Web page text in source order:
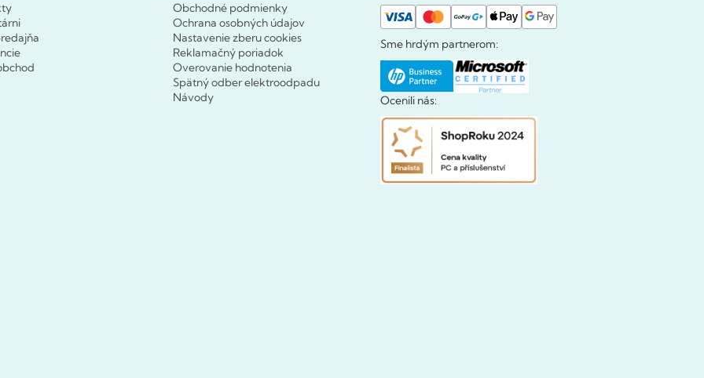
Obchodné podmienky
Ochrana osobných údajov
Nastavenie zberu cookies
Reklamačný poriadok
Overovanie hodnotenia
Spätný odber elektroodpadu
Návody
Sme hrdým partnerom:
Ocenili nás: